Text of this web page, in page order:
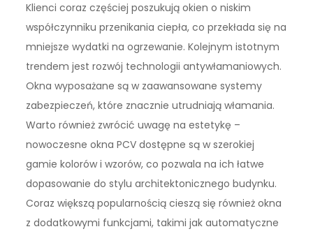
Klienci coraz częściej poszukują okien o niskim
współczynniku przenikania ciepła, co przekłada się na
mniejsze wydatki na ogrzewanie. Kolejnym istotnym
trendem jest rozwój technologii antywłamaniowych.
Okna wyposażane są w zaawansowane systemy
zabezpieczeń, które znacznie utrudniają włamania.
Warto również zwrócić uwagę na estetykę –
nowoczesne okna PCV dostępne są w szerokiej
gamie kolorów i wzorów, co pozwala na ich łatwe
dopasowanie do stylu architektonicznego budynku.
Coraz większą popularnością cieszą się również okna
z dodatkowymi funkcjami, takimi jak automatyczne